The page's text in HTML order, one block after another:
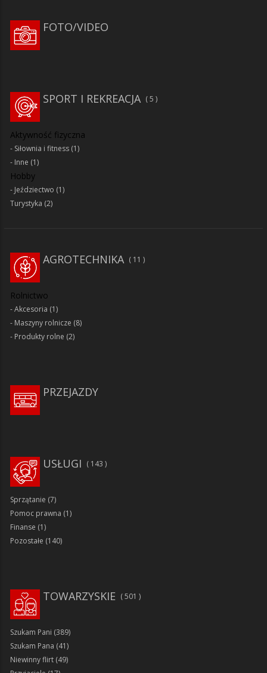
FOTO/VIDEO
SPORT I REKREACJA 5
Aktywność fizyczna
Siłownia i fitness (1)
Inne (1)
Hobby
Jeździectwo (1)
Turystyka (2)
AGROTECHNIKA 11
Rolnictwo
Akcesoria (1)
Maszyny rolnicze (8)
Produkty rolne (2)
PRZEJAZDY
143
USŁUGI
Sprzątanie (7)
Pomoc prawna (1)
Finanse (1)
Pozostałe (140)
TOWARZYSKIE 501
Szukam Pani (389)
Szukam Pana (41)
Niewinny flirt (49)